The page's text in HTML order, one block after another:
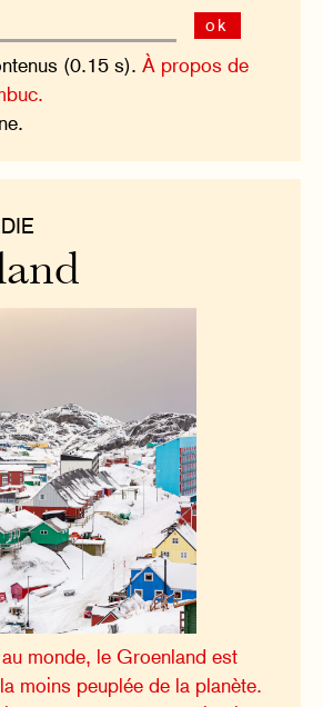
ok
(0.15 s).À propos de
monde, le Groenland est
moins peuplée de la planète.